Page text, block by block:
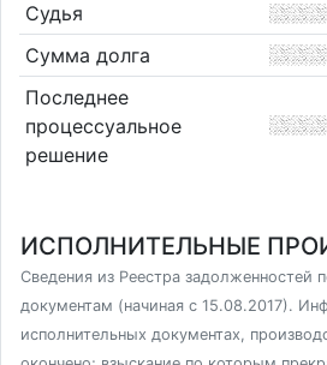
Судья
Сумма долга
Последнее
процессуальное
решение
ИСПОЛНИТЕЛЬНЫЕ
Сведения из Реестра задолженностей
документам (начиная с 15.08.2017).
исполнительных документах,